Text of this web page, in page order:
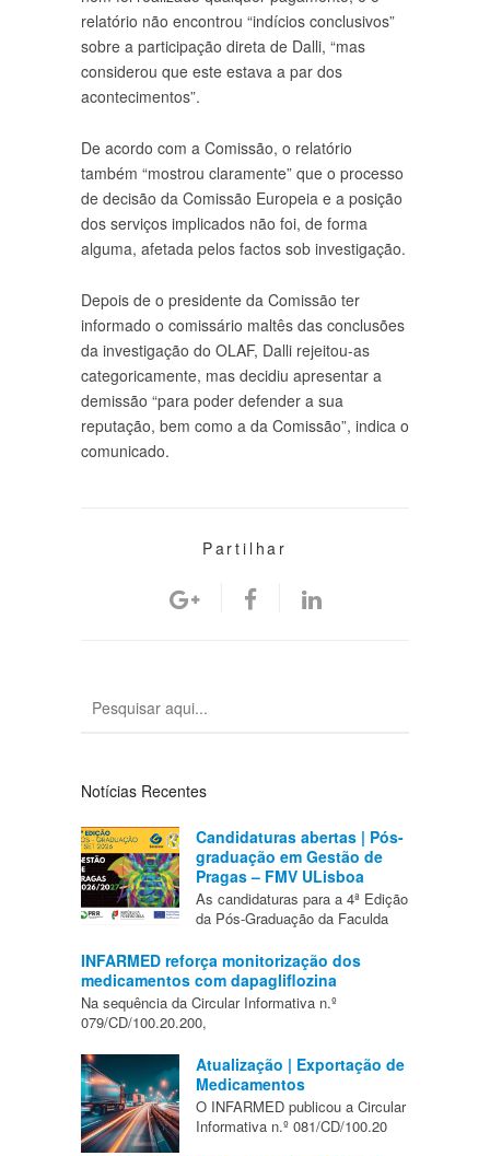
relatório não encontrou “indícios conclusivos”
sobre a participação direta de Dalli, “mas
considerou que este estava a par dos
acontecimentos”.
De acordo com a Comissão, o relatório
também “mostrou claramente” que o processo
de decisão da Comissão Europeia e a posição
dos serviços implicados não foi, de forma
alguma, afetada pelos factos sob investigação.
Depois de o presidente da Comissão ter
informado o comissário maltês das conclusões
da investigação do OLAF, Dalli rejeitou-as
categoricamente, mas decidiu apresentar a
demissão “para poder defender a sua
reputação, bem como a da Comissão”, indica o
comunicado.
Partilhar
Notícias Recentes
Candidaturas abertas | Pós-
graduação em Gestão de
Pragas – FMV ULisboa
As candidaturas para a 4ª Edição
da Pós-Graduação da Faculda
INFARMED reforça monitorização dos
medicamentos com dapagliflozina
Na sequência da Circular Informativa n.º
079/CD/100.20.200,
Atualização | Exportação de
Medicamentos
O INFARMED publicou a Circular
Informativa n.º 081/CD/100.20